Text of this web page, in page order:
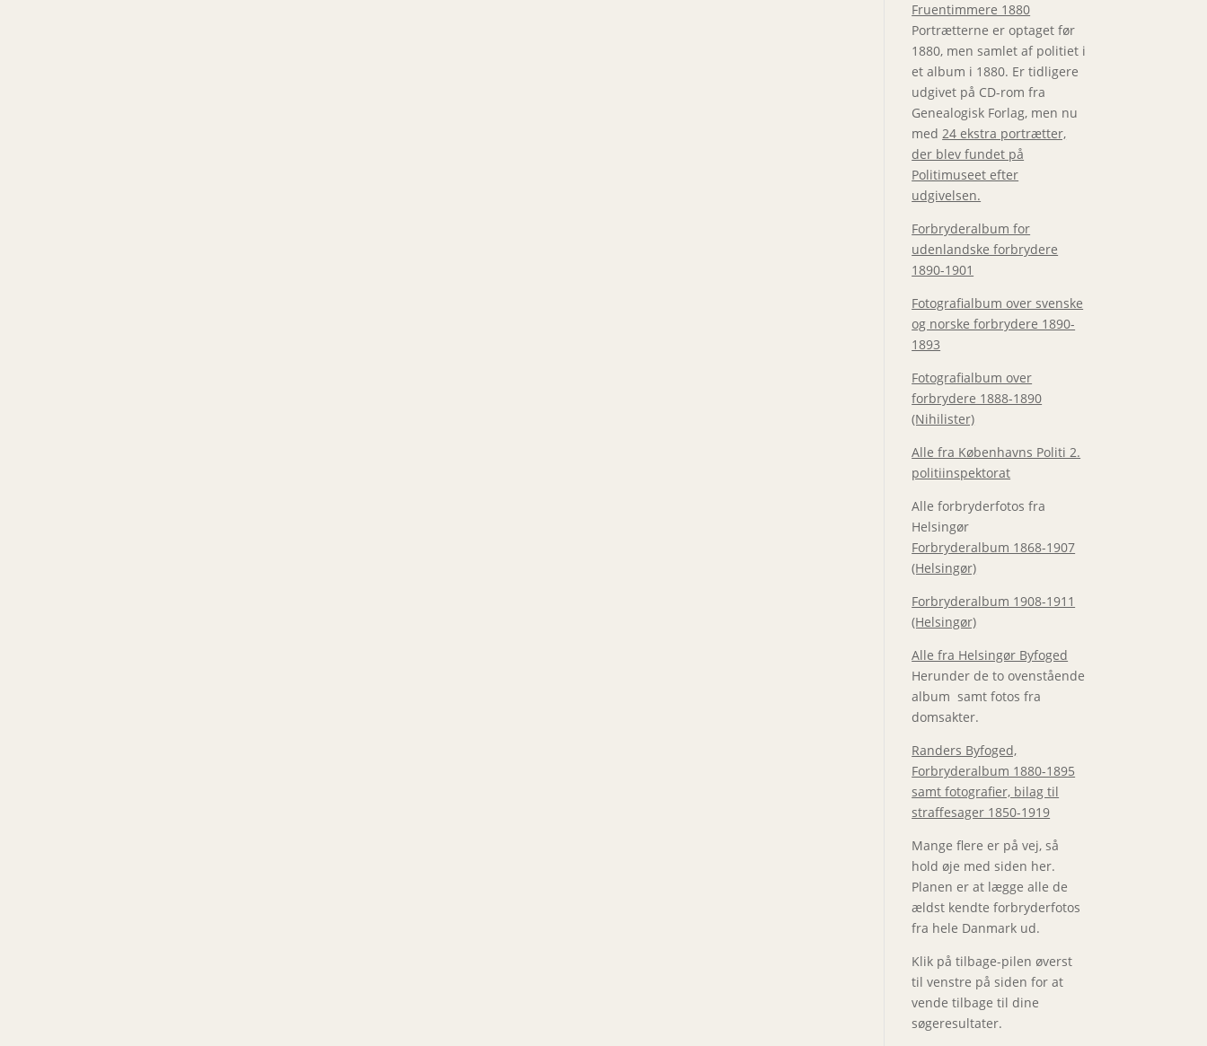
Fruentimmere 1880
Portrætterne er optaget før
1880, men samlet af politiet i
et album i 1880. Er tidligere
udgivet på CD-rom fra
Genealogisk Forlag, men nu
med24 ekstra portrætter,
der blev fundet på
Politimuseet efter
udgivelsen.
Forbryderalbum for
udenlandske forbrydere
1890-1901
Fotografialbum over svenske
og norske forbrydere 1890-
1893
Fotografialbum over
forbrydere 1888-1890
(Nihilister)
Alle fra Københavns Politi 2.
politiinspektorat
Alle forbryderfotos fra
Helsingør
Forbryderalbum 1868-1907
(Helsingør)
Forbryderalbum 1908-1911
(Helsingør)
Alle fra Helsingør Byfoged
Herunder de to ovenstående
album samt fotos fra
domsakter.
Randers Byfoged,
Forbryderalbum 1880-1895
samt fotografier, bilag til
straffesager 1850-1919
Mange flere er på vej, så
hold øje med siden her.
Planen er at lægge alle de
ældst kendte forbryderfotos
fra hele Danmark ud.
Klik på tilbage-pilen øverst
til venstre på siden for at
vende tilbage til dine
søgeresultater.